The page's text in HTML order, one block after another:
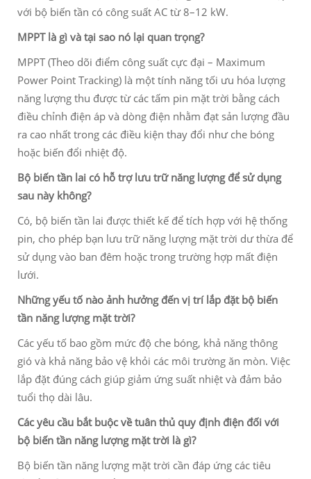
với bộ biến tần có công suất AC từ 8–12 kW.
MPPT là gì và tại sao nó lại quan trọng?
MPPT (Theo dõi điểm công suất cực đại – Maximum
Power Point Tracking) là một tính năng tối ưu hóa lượng
năng lượng thu được từ các tấm pin mặt trời bằng cách
điều chỉnh điện áp và dòng điện nhằm đạt sản lượng đầu
ra cao nhất trong các điều kiện thay đổi như che bóng
hoặc biến đổi nhiệt độ.
Bộ biến tần lai có hỗ trợ lưu trữ năng lượng để sử dụng
sau này không?
Có, bộ biến tần lai được thiết kế để tích hợp với hệ thống
pin, cho phép bạn lưu trữ năng lượng mặt trời dư thừa để
sử dụng vào ban đêm hoặc trong trường hợp mất điện
lưới.
Những yếu tố nào ảnh hưởng đến vị trí lắp đặt bộ biến
tần năng lượng mặt trời?
Các yếu tố bao gồm mức độ che bóng, khả năng thông
gió và khả năng bảo vệ khỏi các môi trường ăn mòn. Việc
lắp đặt đúng cách giúp giảm ứng suất nhiệt và đảm bảo
tuổi thọ dài lâu.
Các yêu cầu bắt buộc về tuân thủ quy định điện đối với
bộ biến tần năng lượng mặt trời là gì?
Bộ biến tần năng lượng mặt trời cần đáp ứng các tiêu